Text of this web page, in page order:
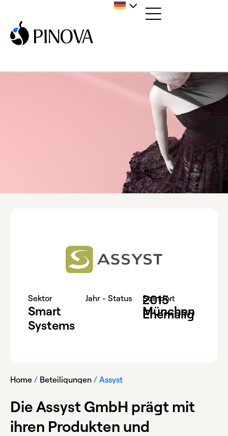
Sektor
Smart
Systems
Jahr - Status 2015
-
Ehemalig
Standort
München
Home / Beteiligungen / Assyst
Die Assyst GmbH prägt mit
ihren Produkten und